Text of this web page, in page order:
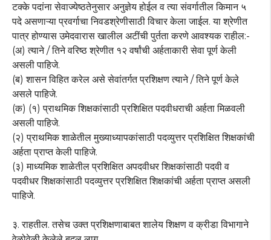
टक्के पदांना सेवाज्येष्ठतेनुसार अनुज्ञेय होईल व त्या संवर्गातील किमान ५
पदे असणाऱ्या प्रवर्गाचा निवडश्रेणीसाठी विचार केला जाईल. या श्रेणीत
पात्र होण्यास उमेदवारास खालील अटींची पुर्तता करणे आवश्यक राहील:-
(अ) त्याने / तिने वरिष्ठ श्रेणीत १२ वर्षांची अर्हताकारी सेवा पूर्ण केली
असली पाहिजे.
(ब) शासन विहित करेल असे सेवांतर्गत प्रशिक्षण त्याने / तिने पूर्ण केले
असले पाहिजे.
(क) (१) प्राथमिक शिक्षकांसाठी प्रशिक्षित पदवीधराची अर्हता मिळवली
असली पाहिजे.
(२) प्राथमिक शाळेतील मुख्याध्यापकांसाठी पदव्युत्तर प्रशिक्षित शिक्षकांची
अर्हता प्राप्त केली पाहिजे.
(३) माध्यमिक शाळेतील प्रशिक्षित अपदवीधर शिक्षकांसाठी पदवी व
पदवीधर शिक्षकांसाठी पदव्युत्तर प्रशिक्षित शिक्षकांची अर्हता प्राप्त असली
पाहिजे.
३. राहतील. तसेच उक्त प्रशिक्षणाबाबत शालेय शिक्षण व क्रीडा विभागाने